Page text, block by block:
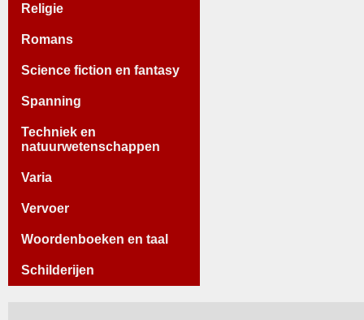
Religie
Romans
Science fiction en fantasy
Spanning
Techniek en
natuurwetenschappen
Varia
Vervoer
Woordenboeken en taal
Schilderijen